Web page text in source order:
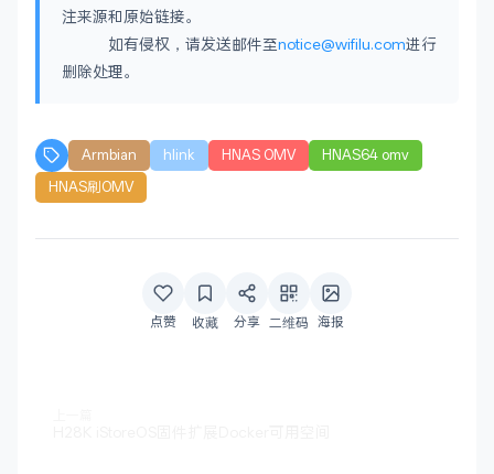
注来源和原始链接。
如有侵权，请发送邮件至notice@wifilu.com进行
删除处理。
Armbian hlink HNAS OMV
HNAS64 omv
HNAS刷OMV
点赞 收藏 分享 二维码 海报